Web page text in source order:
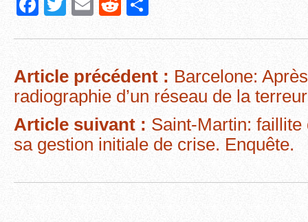
e
b
o
o
k
er
di
t
g
er
Article précédent : Barcelone:
radiographie d’un réseau de la
Article suivant : Saint-Martin:
sa gestion initiale de crise. Enquête.